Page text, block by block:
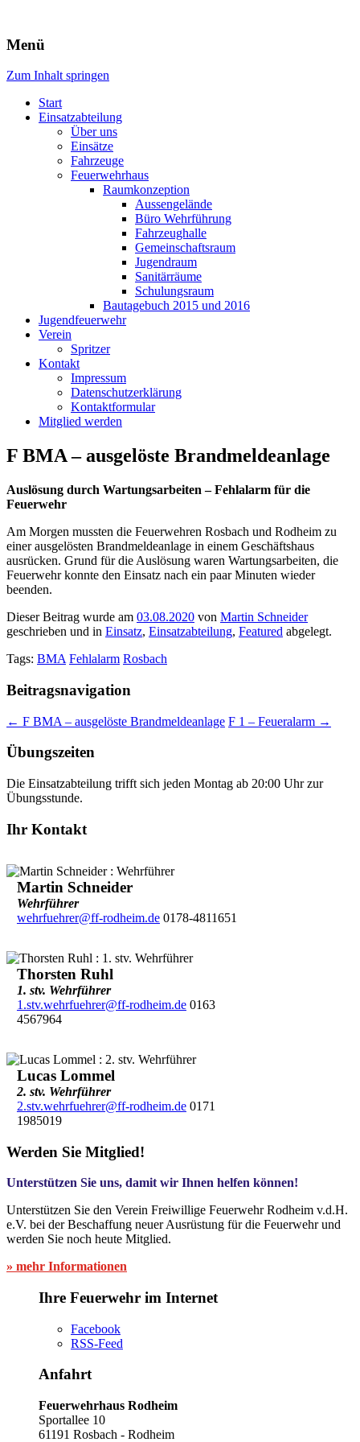
Freiwillige Feuerwehr Rodheim
v.d.H.
Menü
Zum Inhalt springen
Start
Einsatzabteilung
Über uns
Einsätze
Fahrzeuge
Feuerwehrhaus
Raumkonzeption
Aussengelände
Büro Wehrführung
Fahrzeughalle
Gemeinschaftsraum
Jugendraum
Sanitärräume
Schulungsraum
Bautagebuch 2015 und 2016
Jugendfeuerwehr
Verein
Spritzer
Kontakt
Impressum
Datenschutzerklärung
Kontaktformular
Mitglied werden
F BMA – ausgelöste Brandmeldeanlage
Auslösung durch Wartungsarbeiten – Fehlalarm für die
Feuerwehr
Am Morgen mussten die Feuerwehren Rosbach und Rodheim zu
einer ausgelösten Brandmeldeanlage in einem Geschäftshaus
ausrücken. Grund für die Auslösung waren Wartungsarbeiten, die
Feuerwehr konnte den Einsatz nach ein paar Minuten wieder
beenden.
Dieser Beitrag wurde am 03.08.2020 von Martin Schneider
geschrieben und in Einsatz, Einsatzabteilung, Featured abgelegt.
Tags: BMA Fehlalarm Rosbach
Beitragsnavigation
← F BMA – ausgelöste Brandmeldeanlage F 1 – Feueralarm →
Übungszeiten
Die Einsatzabteilung trifft sich jeden Montag ab 20:00 Uhr zur
Übungsstunde.
Ihr Kontakt
Martin Schneider
Wehrführer
wehrfuehrer@ff-rodheim.de0178-4811651
Thorsten Ruhl
1. stv. Wehrführer
1.stv.wehrfuehrer@ff-rodheim.de0163
4567964
Lucas Lommel
2. stv. Wehrführer
2.stv.wehrfuehrer@ff-rodheim.de0171
1985019
Werden Sie Mitglied!
Unterstützen Sie uns, damit wir Ihnen helfen können!
Unterstützen Sie den Verein Freiwillige Feuerwehr Rodheim v.d.H.
e.V. bei der Beschaffung neuer Ausrüstung für die Feuerwehr und
werden Sie noch heute Mitglied.
» mehr Informationen
Ihre Feuerwehr im Internet
Facebook
RSS-Feed
Anfahrt
Feuerwehrhaus Rodheim
Sportallee 10
61191 Rosbach - Rodheim